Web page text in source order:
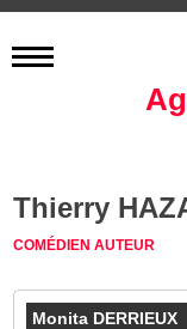
Thierry
COMÉDIENAUTEUR
Monita DERRIEUX